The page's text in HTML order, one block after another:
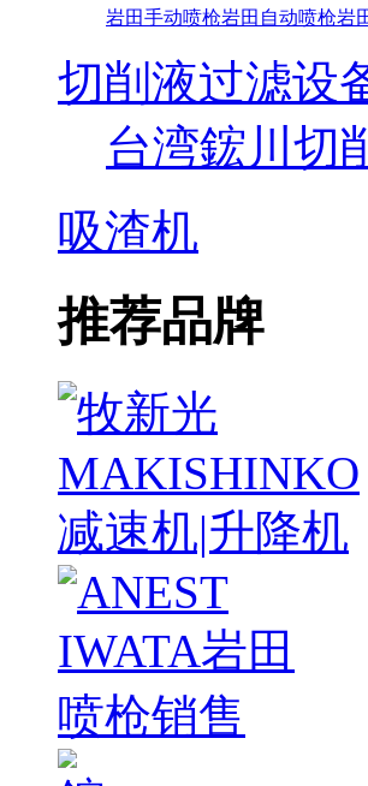
岩田手动喷枪岩田自动喷枪岩
切削液过滤设
台湾鋐川切
吸渣机
推荐品牌